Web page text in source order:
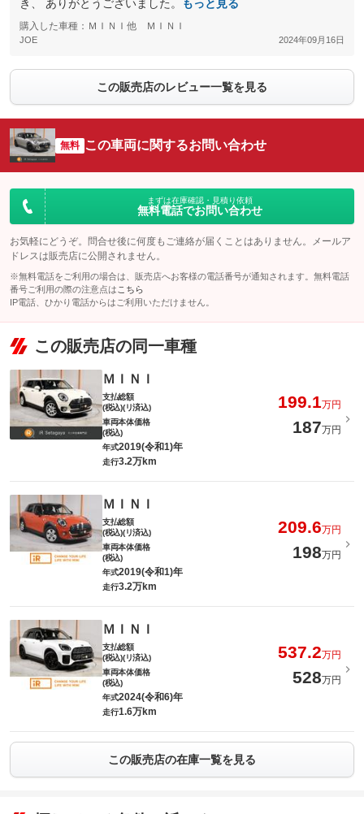
き、 ありがとうございました。 もっと見る
購入した車種：ＭＩＮＩ他 ＭＩＮＩ
JOE 2024年09月16日
この販売店のレビュー一覧を見る
無料 この車両に関するお問い合わせ
まずは在庫確認・見積り依頼
無料電話でお問い合わせ
お気軽にどうぞ。問合せ後に何度もご連絡が届くことはありません。メールア
ドレスは販売店に公開されません。
※無料電話をご利用の場合は、販売店へお客様の電話番号が通知されます。無料電話
番号ご利用の際の注意点は こちら
IP電話、ひかり電話からはご利用いただけません。
この販売店の同一車種
ＭＩＮＩ
支払総額
(税込)(リ済込)
199.1万円
車両本体価格
(税込)
187万円
年式2019(令和1)年
走行3.2万km
ＭＩＮＩ
支払総額
(税込)(リ済込)
209.6万円
車両本体価格
(税込)
198万円
年式2019(令和1)年
走行3.2万km
ＭＩＮＩ
支払総額
(税込)(リ済込)
537.2万円
車両本体価格
(税込)
528万円
年式2024(令和6)年
走行1.6万km
この販売店の在庫一覧を見る